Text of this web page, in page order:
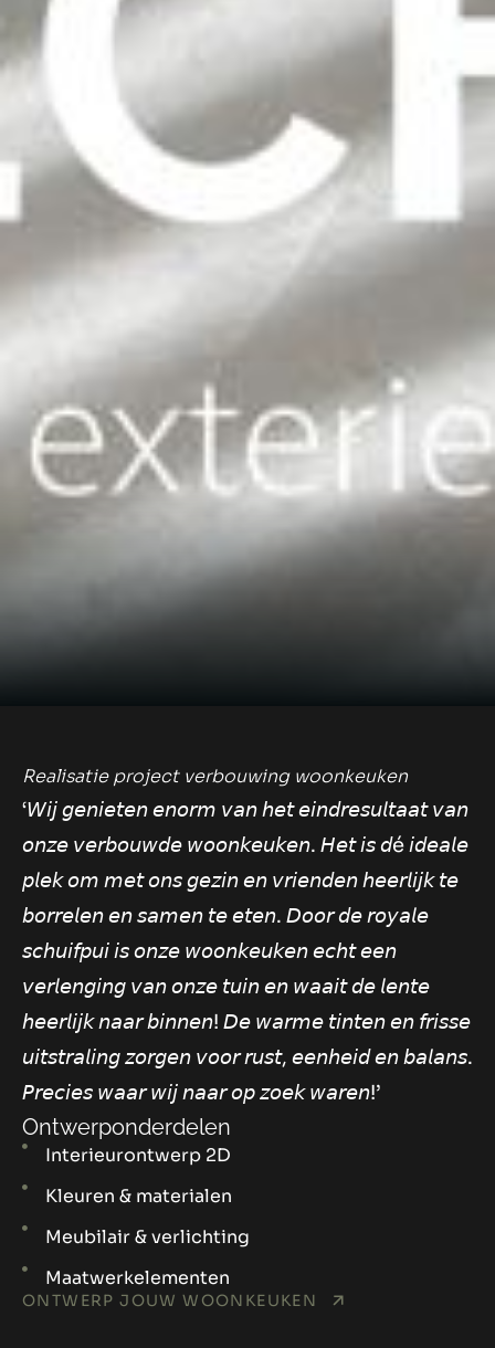
Realisatie project verbouwing woonkeuken
‘𝘞𝘪𝘫 𝘨𝘦𝘯𝘪𝘦𝘵𝘦𝘯 𝘦𝘯𝘰𝘳𝘮 𝘷𝘢𝘯 𝘩𝘦𝘵 𝘦𝘪𝘯𝘥𝘳𝘦𝘴𝘶𝘭𝘵𝘢𝘢𝘵 𝘷𝘢𝘯
𝘰𝘯𝘻𝘦 𝘷𝘦𝘳𝘣𝘰𝘶𝘸𝘥𝘦 𝘸𝘰𝘰𝘯𝘬𝘦𝘶𝘬𝘦𝘯. 𝘏𝘦𝘵 𝘪𝘴 𝘥é 𝘪𝘥𝘦𝘢𝘭𝘦
𝘱𝘭𝘦𝘬 𝘰𝘮 𝘮𝘦𝘵 𝘰𝘯𝘴 𝘨𝘦𝘻𝘪𝘯 𝘦𝘯 𝘷𝘳𝘪𝘦𝘯𝘥𝘦𝘯 𝘩𝘦𝘦𝘳𝘭𝘪𝘫𝘬 𝘵𝘦
𝘣𝘰𝘳𝘳𝘦𝘭𝘦𝘯 𝘦𝘯 𝘴𝘢𝘮𝘦𝘯 𝘵𝘦 𝘦𝘵𝘦𝘯. 𝘋𝘰𝘰𝘳 𝘥𝘦 𝘳𝘰𝘺𝘢𝘭𝘦
𝘴𝘤𝘩𝘶𝘪𝘧𝘱𝘶𝘪 𝘪𝘴 𝘰𝘯𝘻𝘦 𝘸𝘰𝘰𝘯𝘬𝘦𝘶𝘬𝘦𝘯 𝘦𝘤𝘩𝘵 𝘦𝘦𝘯
𝘷𝘦𝘳𝘭𝘦𝘯𝘨𝘪𝘯𝘨 𝘷𝘢𝘯 𝘰𝘯𝘻𝘦 𝘵𝘶𝘪𝘯 𝘦𝘯 𝘸𝘢𝘢𝘪𝘵 𝘥𝘦 𝘭𝘦𝘯𝘵𝘦
𝘩𝘦𝘦𝘳𝘭𝘪𝘫𝘬 𝘯𝘢𝘢𝘳 𝘣𝘪𝘯𝘯𝘦𝘯! 𝘋𝘦 𝘸𝘢𝘳𝘮𝘦 𝘵𝘪𝘯𝘵𝘦𝘯 𝘦𝘯 𝘧𝘳𝘪𝘴𝘴𝘦
𝘶𝘪𝘵𝘴𝘵𝘳𝘢𝘭𝘪𝘯𝘨 𝘻𝘰𝘳𝘨𝘦𝘯 𝘷𝘰𝘰𝘳 𝘳𝘶𝘴𝘵, 𝘦𝘦𝘯𝘩𝘦𝘪𝘥 𝘦𝘯 𝘣𝘢𝘭𝘢𝘯𝘴.
𝘗𝘳𝘦𝘤𝘪𝘦𝘴 𝘸𝘢𝘢𝘳 𝘸𝘪𝘫 𝘯𝘢𝘢𝘳 𝘰𝘱 𝘻𝘰𝘦𝘬 𝘸𝘢𝘳𝘦𝘯!’
Ontwerponderdelen
Interieurontwerp 2D
Kleuren & materialen
Meubilair & verlichting
Maatwerkelementen
ONTWERP JOUW WOONKEUKEN